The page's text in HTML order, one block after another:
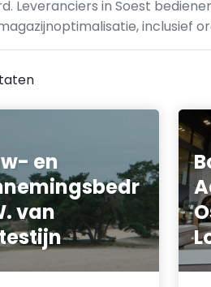
Leveranciers in Soest
inclusief
en
van